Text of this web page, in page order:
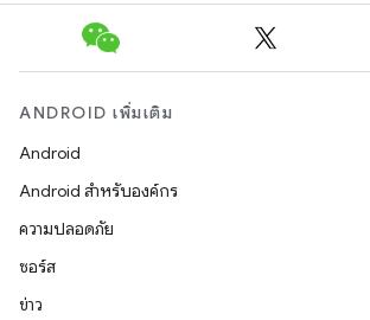
ANDROID เพิ่มเติม
Android
Android สำหรับองค์กร
ความปลอดภัย
ซอร์ส
ข่าว